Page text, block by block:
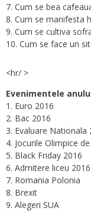
7. Cum se bea
8. Cum se manifesta
9. Cum se cultiva
10. Cum se face un
<hr/ >
Evenimentele
1. Euro 2016
2. Bac 2016
3. Evaluare Nationala
4. Jocurile Olimpice
5. Black Friday 2016
6. Admitere liceu 2016
7. Romania Polonia
8. Brexit
9. Alegeri SUA